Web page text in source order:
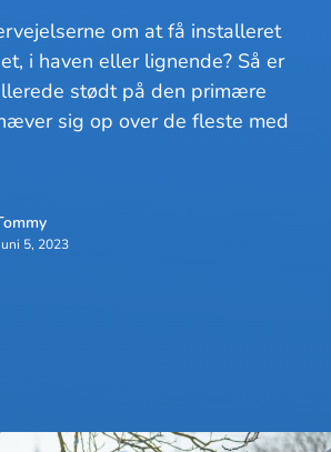
om at få installeret
i haven eller lignende? Så er
stødt på den primære
sig op over de fleste med
juni 5, 2023